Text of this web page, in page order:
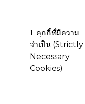
1. คุกกี้ที่มีความ
จำเป็น (Strictly
Necessary
Cookies)